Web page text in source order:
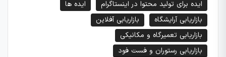
ایده برای تولید محتوا در اینستاگرام
ایده ها
بازاریابی آرایشگاه
بازاریابی آفلاین
بازاریابی تعمیرگاه و مکانیکی
بازاریابی رستوران و فست فود